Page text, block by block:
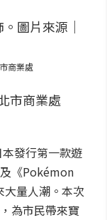
商業處
發行第一款遊
《Pokémon
大量人潮。本次
為市民帶來寶